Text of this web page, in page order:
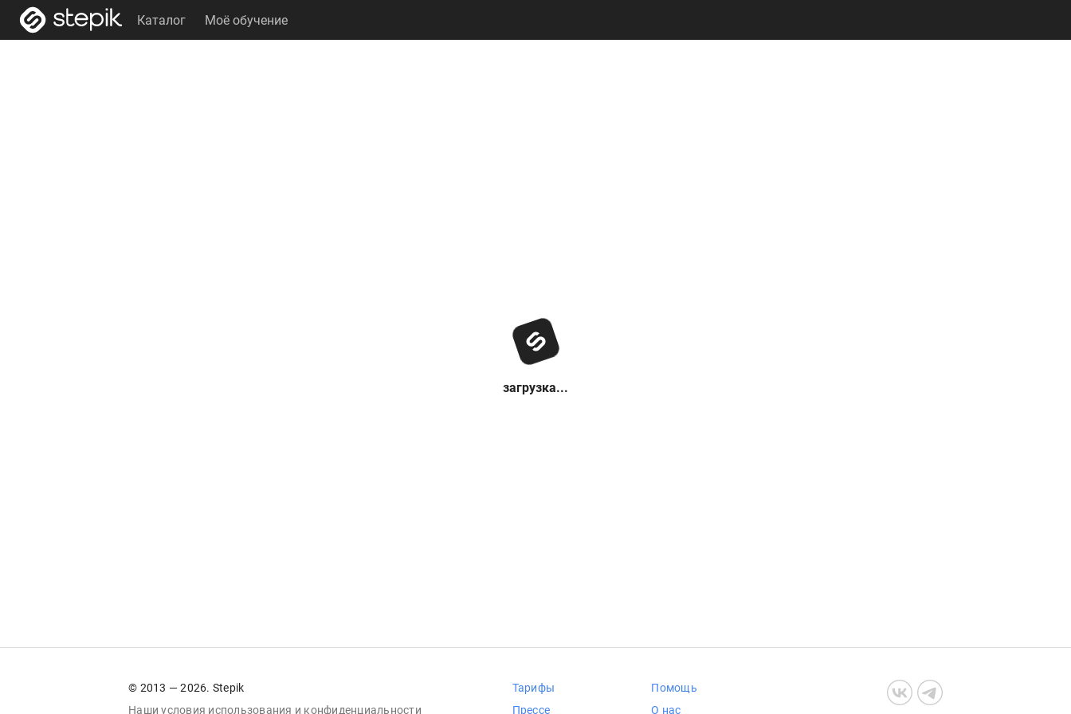
Каталог Моё обучение
загрузка...
© 2013 — 2026. Stepik
Наши условия использования и конфиденциальности
Тарифы
Прессе
Помощь
О нас